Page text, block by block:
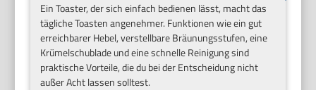
Ein Toaster, der sich einfach bedienen lässt, macht das
tägliche Toasten angenehmer. Funktionen wie ein gut
erreichbarer Hebel, verstellbare Bräunungsstufen, eine
Krümelschublade und eine schnelle Reinigung sind
praktische Vorteile, die du bei der Entscheidung nicht
außer Acht lassen solltest.